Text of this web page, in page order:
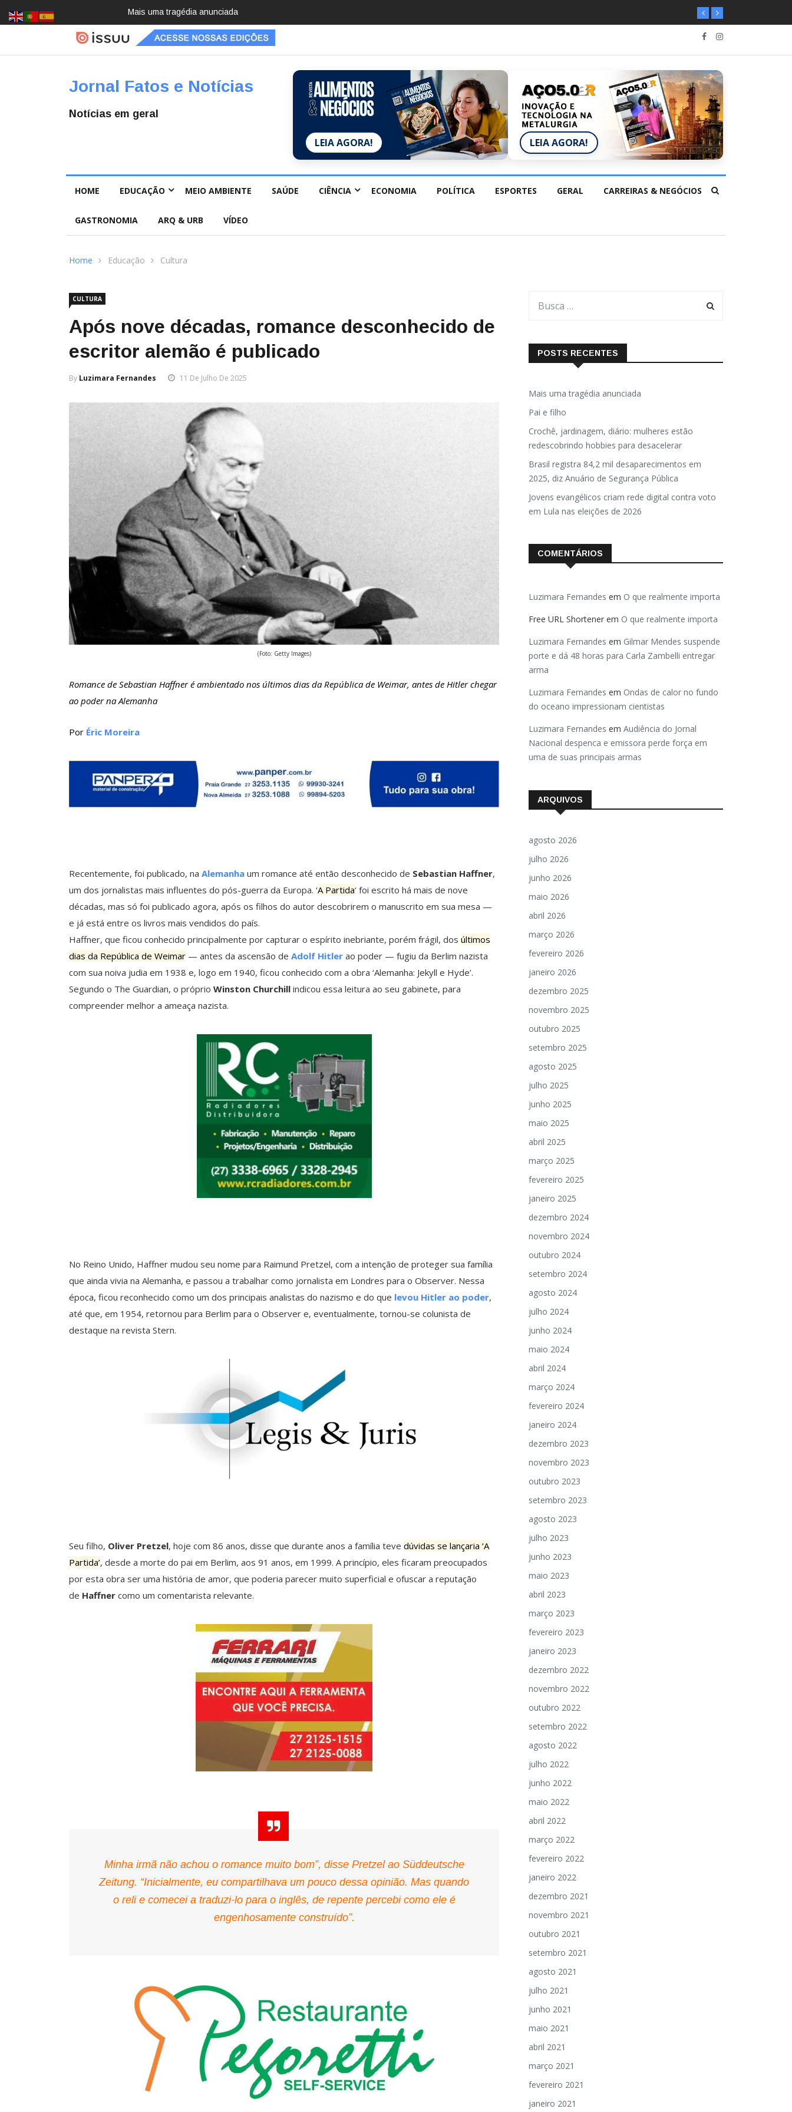
Pai e filho
Jornal Fatos e Notícias
Notícias em geral
LEIA AGORA! LEIA AGORA!
HOME EDUCAÇÃO MEIO AMBIENTE SAÚDE CIÊNCIA ECONOMIA POLÍTICA ESPORTES GERAL CARREIRAS & NEGÓCIOS
GASTRONOMIA ARQ & URB VÍDEO
Home Educação Cultura
CULTURA
Após nove décadas, romance desconhecido de
escritor alemão é publicado
By Luzimara Fernandes 11 De Julho De 2025
(Foto: Getty Images)
Romance de Sebastian Haffner é ambientado nos últimos dias da República de Weimar, antes de Hitler chegar
ao poder na Alemanha
Por Éric Moreira
Recentemente, foi publicado, na Alemanha um romance até então desconhecido de Sebastian Haffner,
um dos jornalistas mais influentes do pós-guerra da Europa. ‘A Partida‘ foi escrito há mais de nove
décadas, mas só foi publicado agora, após os filhos do autor descobrirem o manuscrito em sua mesa —
e já está entre os livros mais vendidos do país.
Haffner, que ficou conhecido principalmente por capturar o espírito inebriante, porém frágil, dos últimos
dias da República de Weimar — antes da ascensão de Adolf Hitler ao poder — fugiu da Berlim nazista
com sua noiva judia em 1938 e, logo em 1940, ficou conhecido com a obra ‘Alemanha: Jekyll e Hyde’.
Segundo o The Guardian, o próprio Winston Churchill indicou essa leitura ao seu gabinete, para
compreender melhor a ameaça nazista.
No Reino Unido, Haffner mudou seu nome para Raimund Pretzel, com a intenção de proteger sua família
que ainda vivia na Alemanha, e passou a trabalhar como jornalista em Londres para o Observer. Nessa
época, ficou reconhecido como um dos principais analistas do nazismo e do que levou Hitler ao poder,
até que, em 1954, retornou para Berlim para o Observer e, eventualmente, tornou-se colunista de
destaque na revista Stern.
Seu filho, Oliver Pretzel, hoje com 86 anos, disse que durante anos a família teve dúvidas se lançaria ‘A
Partida’, desde a morte do pai em Berlim, aos 91 anos, em 1999. A princípio, eles ficaram preocupados
por esta obra ser uma história de amor, que poderia parecer muito superficial e ofuscar a reputação
de Haffner como um comentarista relevante.
Minha irmã não achou o romance muito bom”, disse Pretzel ao Süddeutsche
Zeitung. “Inicialmente, eu compartilhava um pouco dessa opinião. Mas quando
o reli e comecei a traduzi-lo para o inglês, de repente percebi como ele é
engenhosamente construído”.
POSTS RECENTES
Mais uma tragédia anunciada
Pai e filho
Crochê, jardinagem, diário: mulheres estão
redescobrindo hobbies para desacelerar
Brasil registra 84,2 mil desaparecimentos em
2025, diz Anuário de Segurança Pública
Jovens evangélicos criam rede digital contra voto
em Lula nas eleições de 2026
COMENTÁRIOS
Luzimara Fernandes em O que realmente importa
Free URL Shortener em O que realmente importa
Luzimara Fernandes em Gilmar Mendes suspende
porte e dá 48 horas para Carla Zambelli entregar
arma
Luzimara Fernandes em Ondas de calor no fundo
do oceano impressionam cientistas
Luzimara Fernandes em Audiência do Jornal
Nacional despenca e emissora perde força em
uma de suas principais armas
ARQUIVOS
agosto 2026
julho 2026
junho 2026
maio 2026
abril 2026
março 2026
fevereiro 2026
janeiro 2026
dezembro 2025
novembro 2025
outubro 2025
setembro 2025
agosto 2025
julho 2025
junho 2025
maio 2025
abril 2025
março 2025
fevereiro 2025
janeiro 2025
dezembro 2024
novembro 2024
outubro 2024
setembro 2024
agosto 2024
julho 2024
junho 2024
maio 2024
abril 2024
março 2024
fevereiro 2024
janeiro 2024
dezembro 2023
novembro 2023
outubro 2023
setembro 2023
agosto 2023
julho 2023
junho 2023
maio 2023
abril 2023
março 2023
fevereiro 2023
janeiro 2023
dezembro 2022
novembro 2022
outubro 2022
setembro 2022
agosto 2022
julho 2022
junho 2022
maio 2022
abril 2022
março 2022
fevereiro 2022
janeiro 2022
dezembro 2021
novembro 2021
outubro 2021
setembro 2021
agosto 2021
julho 2021
junho 2021
maio 2021
abril 2021
março 2021
fevereiro 2021
janeiro 2021